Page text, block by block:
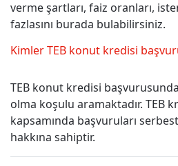
verme şartları, faiz oranları,
fazlasını burada bulabilirsiniz.
Kimler TEB konut kredisi
TEB konut kredisi
olma koşulu aramaktadır. TEB
kapsamında başvuruları
hakkına sahiptir.